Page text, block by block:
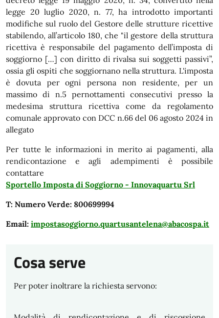
legge 20 luglio 2020, n. 77, ha introdotto importanti
modifiche sul ruolo del Gestore delle strutture ricettive
stabilendo, all’articolo 180, che "il gestore della struttura
ricettiva è responsabile del pagamento dell’imposta di
soggiorno […] con diritto di rivalsa sui soggetti passivi”,
ossia gli ospiti che soggiornano nella struttura. L'imposta
è dovuta per ogni persona non residente, per un
massimo di n.5 pernottamenti consecutivi presso la
medesima struttura ricettiva come da regolamento
comunale approvato con DCC n.66 del 06 agosto 2024 in
allegato
Per tutte le informazioni in merito ai pagamenti, alla
rendicontazione e agli adempimenti è possibile
contattare
Sportello Imposta di Soggiorno - Innovaquartu Srl
T: Numero Verde: 800699994
Email: impostasoggiorno.quartusantelena@abacospa.it
Cosa serve
Per poter inoltrare la richiesta servono: